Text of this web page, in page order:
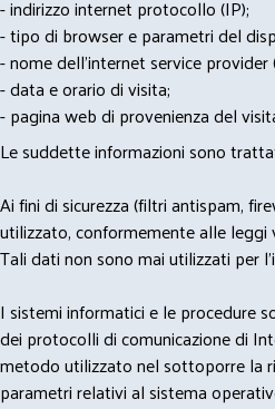
- indirizzo internet protocollo (IP);
- tipo di browser e parametri del
- nome dell'internet service provider
- data e orario di visita;
- pagina web di provenienza del
Le suddette informazioni sono
Ai fini di sicurezza (filtri antispam,
utilizzato, conformemente alle
Tali dati non sono mai utilizzati per
I sistemi informatici e le procedure
dei protocolli di comunicazione di
metodo utilizzato nel sottoporre la
parametri relativi al sistema